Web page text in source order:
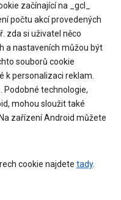
začínající na _gcl_
počtu akcí provedených
zda si uživatel něco
a nastaveních můžou být
souborů cookie
k personalizaci reklam.
Podobné technologie,
mohou sloužit také
zařízení Android můžete
cookie najdete tady.